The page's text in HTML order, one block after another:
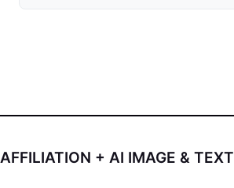
AFFILIATION + AI IMAGE & TEXT